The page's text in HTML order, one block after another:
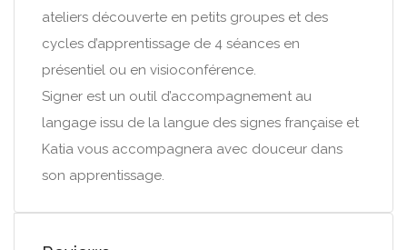
ateliers découverte en petits groupes et des
cycles d’apprentissage de 4 séances en
présentiel ou en visioconférence.
Signer est un outil d’accompagnement au
langage issu de la langue des signes française et
Katia vous accompagnera avec douceur dans
son apprentissage.